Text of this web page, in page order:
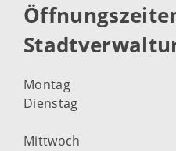
Montag
Dienstag
Mittwoch